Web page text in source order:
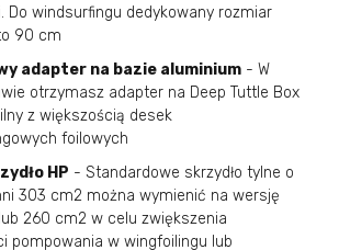
Do windsurfingu dedykowany rozmiar
90 cm
adapter na bazie aluminium - W
otrzymasz adapter na Deep Tuttle Box
z większością desek
foilowych
HP - Standardowe skrzydło tylne o
303 cm2 można wymienić na wersję
260 cm2 w celu zwiększenia
pompowania w wingfoilingu lub